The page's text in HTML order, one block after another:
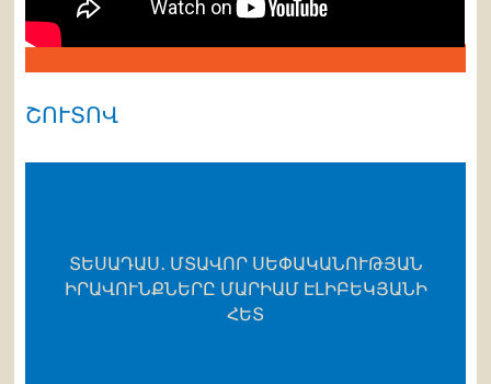
ՇՈՒՏՈՎ
ՏԵՍԱԴԱՍ․ ՄՏԱՎՈՐ ՍԵՓԱԿԱՆՈՒԹՅԱՆ
ԻՐԱՎՈՒՆՔՆԵՐԸ ՄԱՐԻԱՄ ԷԼԻԲԵԿՅԱՆԻ
ՀԵՏ